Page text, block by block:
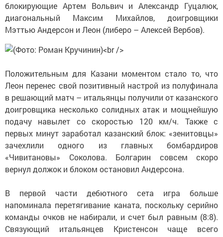
блокирующие Артем Вольвич и Александр Гуцалюк,
диагональный Максим Михайлов, доигровщики
Мэттью Андерсон и Леон (либеро – Алексей Вербов).
Положительным для Казани моментом стало то, что
Леон перенес свой позитивный настрой из полуфинала
в решающий матч – итальянцы получили от казанского
доигровщика несколько солидных атак и мощнейшую
подачу навылет со скоростью 120 км/ч. Также с
первых минут заработал казанский блок: «зенитовцы»
зачехлили одного из главных бомбардиров
«Чивитановы» Соколова. Болгарин совсем скоро
вернул должок и блоком остановил Андерсона.
В первой части дебютного сета игра больше
напоминала перетягивание каната, поскольку серийно
команды очков не набирали, и счет был равным (8:8).
Связующий итальянцев Кристенсон чаще всего